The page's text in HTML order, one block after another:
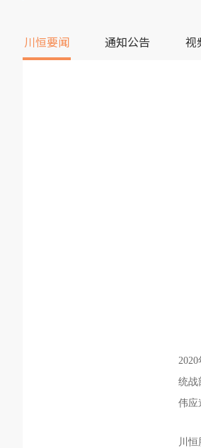
川恒要闻 通知公告 视
统战
伟应
川